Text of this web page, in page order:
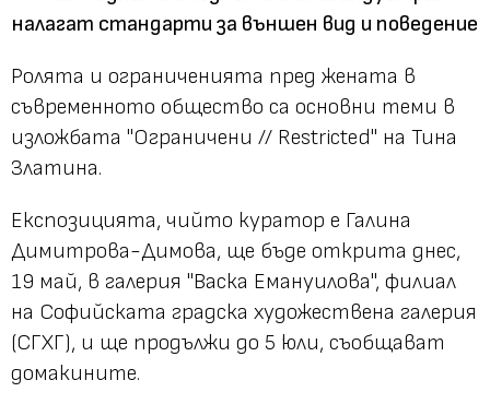
налагат стандарти за външен вид и поведение
Ролята и ограниченията пред жената в
съвременното общество са основни теми в
изложбата "Ограничени // Restricted" на Тина
Златина.
Експозицията, чийто куратор е Галина
Димитрова-Димова, ще бъде открита днес,
19 май, в галерия "Васка Емануилова", филиал
на Софийската градска художествена галерия
(СГХГ), и ще продължи до 5 юли, съобщават
домакините.